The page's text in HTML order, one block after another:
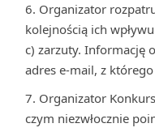
Organizator
kolejnością ich
c) zarzuty. Informację
adres e-mail, z którego
Organizator
czym niezwłocznie